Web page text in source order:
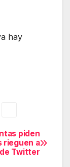
hay
piden
rieguen a
Twitter